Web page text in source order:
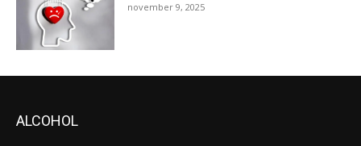
november 9, 2025
ALCOHOL